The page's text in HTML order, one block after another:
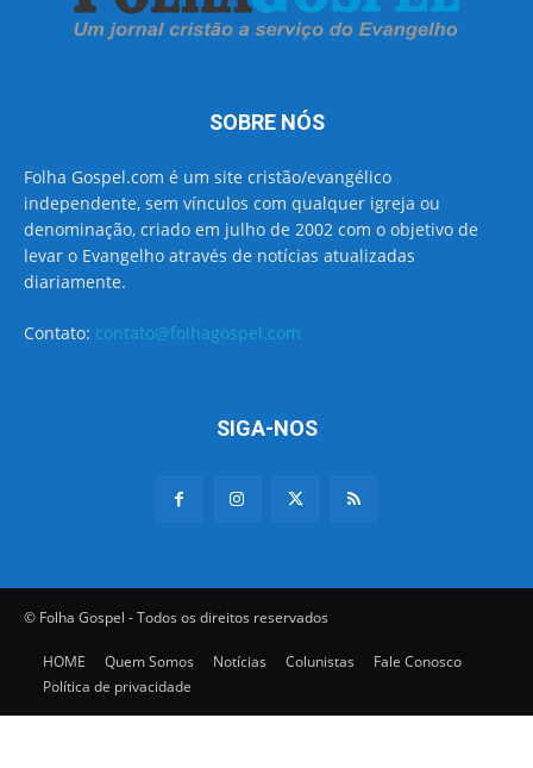
SOBRE NÓS
Folha Gospel.com é um site cristão/evangélico
independente, sem vínculos com qualquer igreja ou
denominação, criado em julho de 2002 com o objetivo de
levar o Evangelho através de notícias atualizadas
diariamente.
Contato: contato@folhagospel.com
SIGA-NOS
© Folha Gospel - Todos os direitos reservados
HOME Quem Somos Notícias Colunistas
Fale Conosco
Política de privacidade